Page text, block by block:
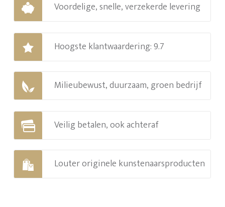
Voordelige, snelle, verzekerde levering
Hoogste klantwaardering: 9.7
Milieubewust, duurzaam, groen bedrijf
Veilig betalen, ook achteraf
Louter originele kunstenaarsproducten